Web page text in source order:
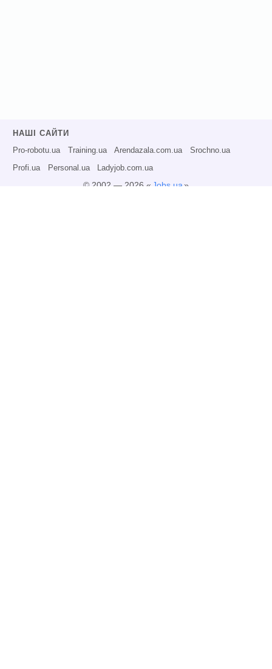
НАШІ САЙТИ
Pro-robotu.ua Training.ua Arendazala.com.ua Srochno.ua
Profi.ua Personal.ua Ladyjob.com.ua
© 2002 — 2026 « Jobs.ua»